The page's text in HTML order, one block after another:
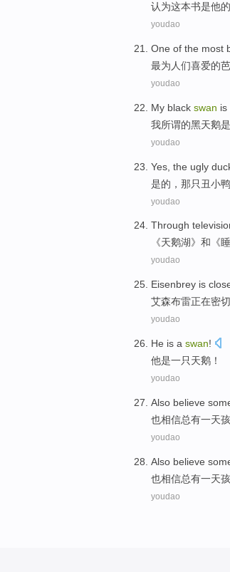
认为这本书是他
youdao
One of the most
最为 人们喜爱的
youdao
My black swan is
我所谓的黑天鹅是
youdao
Yes the ugly
是的 ， 那只丑小鸭
youdao
Through
《天鹅湖》和《
youdao
Eisenbrey is
艾森布雷正在密切
youdao
He is a swan!
他是一只天鹅 ！
youdao
Also believe
也相信总有一天
youdao
Also believe
也相信总有一天
youdao